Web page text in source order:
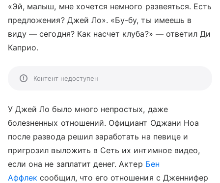
«Эй, малыш, мне хочется немного развеяться. Есть
предложения? Джей Ло». «Бу-бу, ты имеешь в
виду — сегодня? Как насчет клуба?» — ответил Ди
Каприо.
Контент недоступен
У Джей Ло было много непростых, даже
болезненных отношений. Официант Оджани Ноа
после развода решил заработать на певице и
пригрозил выложить в Сеть их интимное видео,
если она не заплатит денег. Актер Бен
Аффлек сообщил, что его отношения с Дженнифер